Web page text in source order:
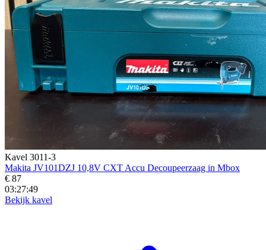
Kavel 3011-3
Makita JV101DZJ 10,8V CXT Accu Decoupeerzaag in Mbox
€ 87
03:27:47
Bekijk kavel